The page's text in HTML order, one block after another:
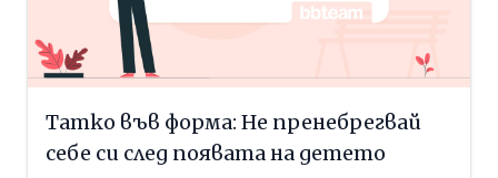
Татко във форма: Не пренебрегвай
себе си след появата на детето